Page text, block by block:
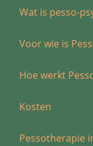
Wat is pesso-
Voor wie is
Hoe werkt
Kosten
Pessotherapie